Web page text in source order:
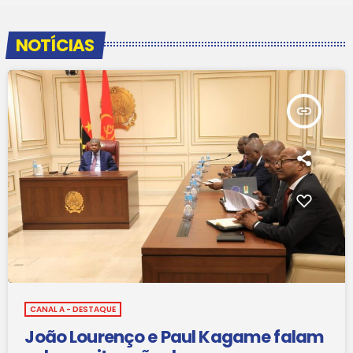
NOTÍCIAS
insert_link
CANAL A - DESTAQUE
João Lourenço e Paul Kagame falam